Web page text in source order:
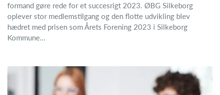
formand gøre rede for et succesrigt 2023. ØBG Silkeborg
oplever stor medlemstilgang og den flotte udvikling blev
hædret med prisen som Årets Forening 2023 i Silkeborg
Kommune...